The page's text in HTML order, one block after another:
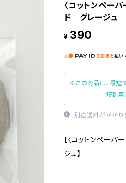
〈コットンペー
ド グレージュ
¥ 390
※この商品は、最短
短到着
別途送料がかかり
【〈コットンペー
ジュ】